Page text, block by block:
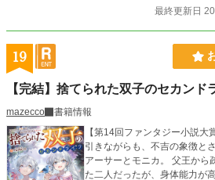
最終更新日
19
【完結】捨てられた双子のセカンド
mazecco
書籍情報
【第14回ファンタジー小説大賞 奨
引きながらも、不吉の象徴と
アーサーとモニカ。 父王から疎まれ、幼くして森に捨てられ
た二人だったが、身体能力が